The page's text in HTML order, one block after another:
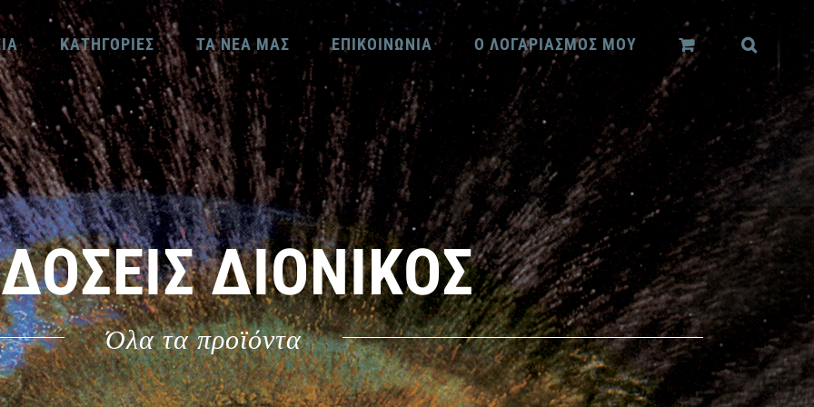
ΚΑΤΗΓΟΡΙΕΣ ΤΑ ΝΕΑ ΜΑΣ ΕΠΙΚΟΙΝΩΝΙΑ Ο ΛΟΓΑΡΙΑΣΜΟΣ ΜΟΥ
ΔΙΟΝΙΚΟΣ
Όλα τα προϊόντα